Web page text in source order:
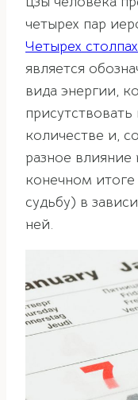
четырех пар
Четырех
является
вида энергии,
количестве и,
разное
конечном
судьбу) в
ней.